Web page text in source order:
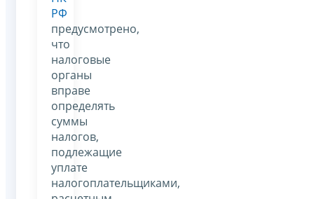
РФ
предусмотрено,
что
налоговые
органы
вправе
определять
суммы
налогов,
подлежащие
уплате
налогоплательщиками,